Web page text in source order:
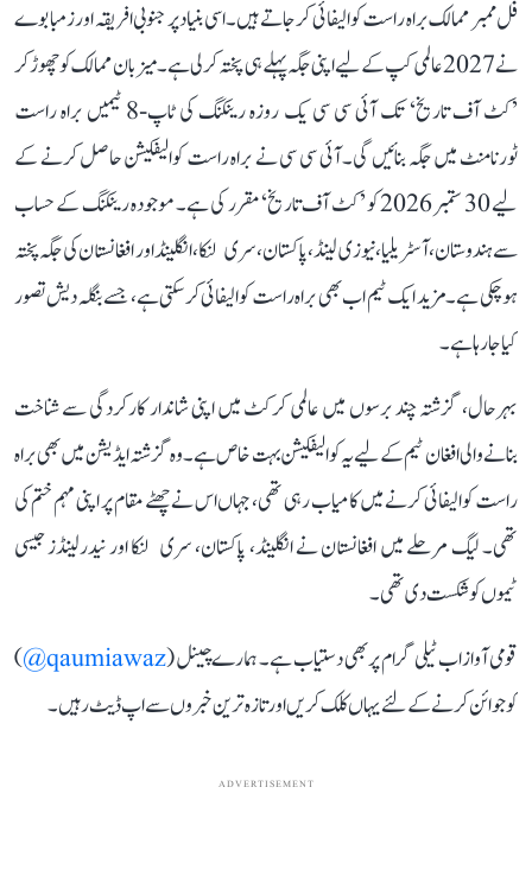
فل ممبر ممالک براہ راست کوالیفائی کر جاتے ہیں۔ اسی بنیاد پر جنوبی افریقہ اور زمبابوے
نے 2027 عالمی کپ کے لیے اپنی جگہ پہلے ہی پختہ کر لی ہے۔ میزبان ممالک کو چھوڑ کر
’کٹ آف تاریخ‘ تک آئی سی سی یک روزہ رینکنگ کی ٹاپ-8 ٹیمیں براہ راست
ٹورنامنٹ میں جگہ بنائیں گی۔ آئی سی سی نے براہ راست کوالیفکیشن حاصل کرنے کے
لیے 30 ستمبر 2026 کو ’کٹ آف تاریخ‘ مقرر کی ہے۔ موجودہ رینکنگ کے حساب
سے ہندوستان، آسٹریلیا، نیوزی لینڈ، پاکستان، سری لنکا، انگلینڈ اور افغانستان کی جگہ پختہ
ہو چکی ہے۔ مزید ایک ٹیم اب بھی براہ راست کوالیفائی کر سکتی ہے، جسے بنگلہ دیش تصور
کیا جا رہا ہے۔
بہرحال، گزشتہ چند برسوں میں عالمی کرکٹ میں اپنی شاندار کارکردگی سے شناخت
بنانے والی افغان ٹیم کے لیے یہ کوالیفکیشن بہت خاص ہے۔ وہ گزشتہ ایڈیشن میں بھی براہ
راست کوالیفائی کرنے میں کامیاب رہی تھی، جہاں اس نے چھٹے مقام پر اپنی مہم ختم کی
تھی۔ لیگ مرحلے میں افغانستان نے انگلینڈ، پاکستان، سری لنکا اور نیدرلینڈز جیسی
ٹیموں کو شکست دی تھی۔
قومی آواز اب ٹیلی گرام پر بھی دستیاب ہے۔ ہمارے چینل (qaumiawaz@
)
کو جوائن کرنے کے لئے یہاں کلک کریں اور تازہ ترین خبروں سے اپ ڈیٹ رہیں۔
ADVERTISEMENT